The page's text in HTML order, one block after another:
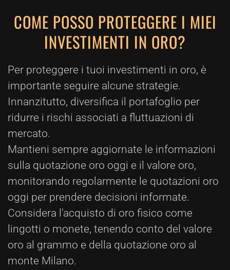
COME POSSO PROTEGGERE I MIEI
INVESTIMENTI IN ORO?
Per proteggere i tuoi investimenti in oro, è
importante seguire alcune strategie.
Innanzitutto, diversifica il portafoglio per
ridurre i rischi associati a fluttuazioni di
mercato.
Mantieni sempre aggiornate le informazioni
sulla quotazione oro oggi e il valore oro,
monitorando regolarmente le quotazioni oro
oggi per prendere decisioni informate.
Considera l'acquisto di oro fisico come
lingotti o monete, tenendo conto del valore
oro al grammo e della quotazione oro al
monte Milano.